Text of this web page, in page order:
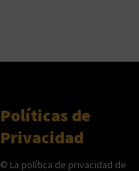
Políticas de
Privacidad
© La política de privacidad de